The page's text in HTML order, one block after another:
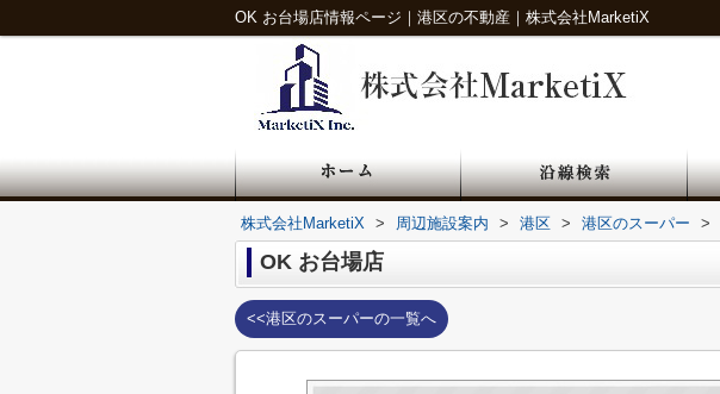
OK お台場店情報ページ｜港区の不動産｜株式会社MarketiX
株式会社MarketiX > 周辺施設案内 > 港区 > 港区のスーパー >
OK お台場店
<<港区のスーパーの一覧へ